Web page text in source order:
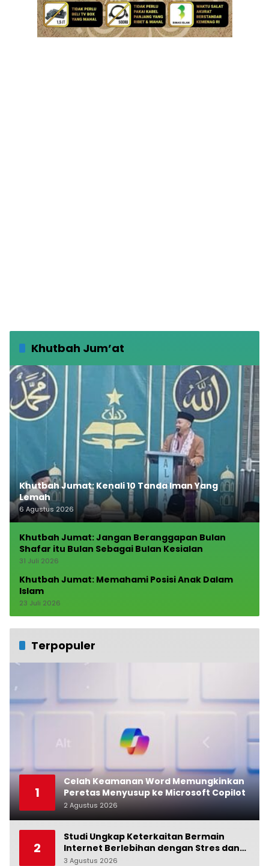
Khutbah Jum’at
Khutbah Jumat: Kenali 10 Tanda Iman Yang
Lemah
6 Agustus 2026
Khutbah Jumat: Jangan Beranggapan Bulan
Shafar itu Bulan Sebagai Bulan Kesialan
31 Juli 2026
Khutbah Jumat: Memahami Posisi Anak Dalam
Islam
23 Juli 2026
Terpopuler
1
Celah Keamanan Word Memungkinkan
Peretas Menyusup ke Microsoft Copilot
2 Agustus 2026
2
Studi Ungkap Keterkaitan Bermain
Internet Berlebihan dengan Stres dan
Suasana Hati
3 Agustus 2026